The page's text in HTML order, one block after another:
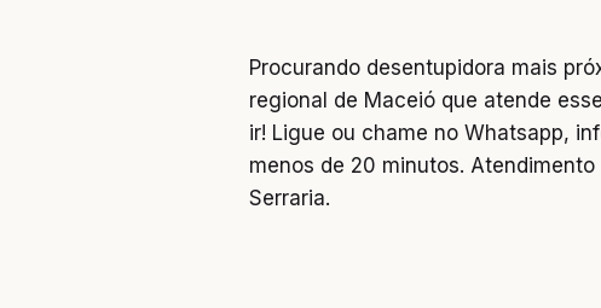
Procurando desentupidora mais
regional de Maceió que atende
ir! Ligue ou chame no Whatsapp,
menos de 20 minutos.
Serraria.